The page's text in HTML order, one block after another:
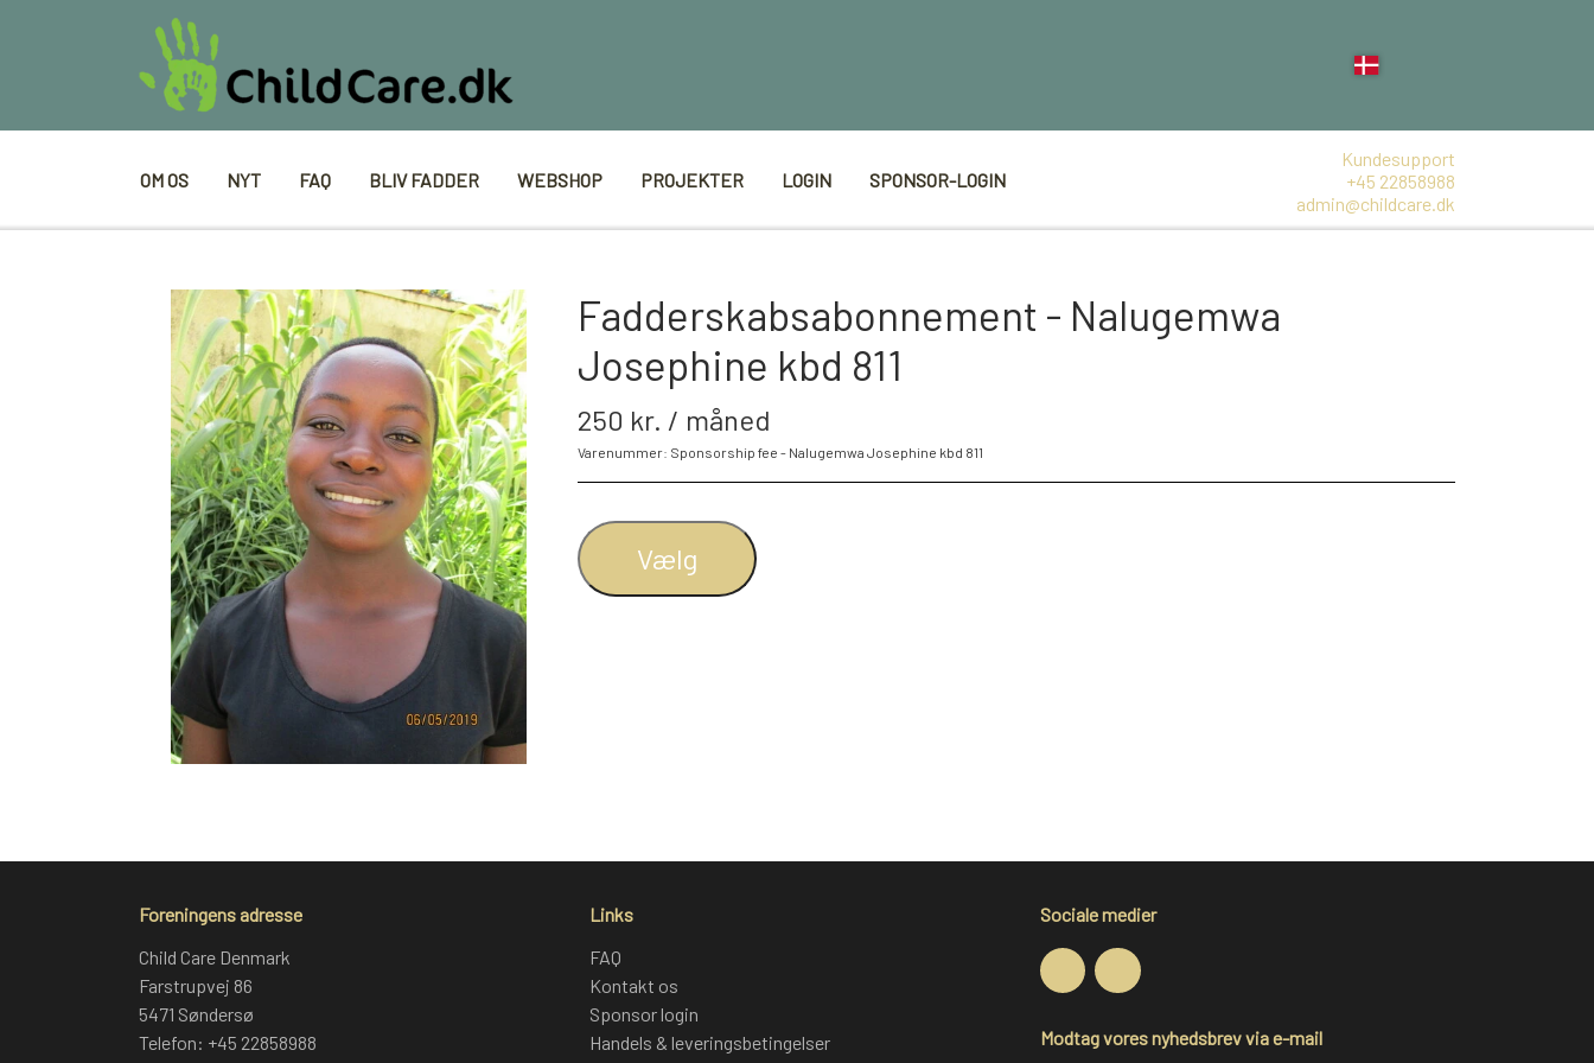
OM OS NYT FAQ BLIV FADDER WEBSHOP PROJEKTER LOGIN SPONSOR-LOGIN
Kundesupport
+45 22858988
admin@childcare.dk
Fadderskabsabonnement - Nalugemwa
Josephine kbd 811
250 kr. / måned
Varenummer: Sponsorship fee - Nalugemwa Josephine kbd 811
Vælg
Foreningens adresse
Child Care Denmark
Farstrupvej 86
5471 Søndersø
Telefon: +45 22858988
Links
FAQ
Kontakt os
Sponsor login
Handels & leveringsbetingelser
Sociale medier
Modtag vores nyhedsbrev via e-mail